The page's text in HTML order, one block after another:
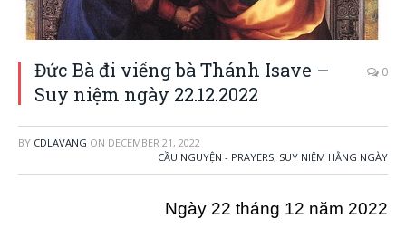
Đức Bà đi viếng bà Thánh Isave –
Suy niệm ngày 22.12.2022
0
BY CDLAVANG ON DECEMBER 21, 2022
CẦU NGUYỆN - PRAYERS, SUY NIỆM HẰNG NGÀY
Ngày 22 tháng 12 năm 2022